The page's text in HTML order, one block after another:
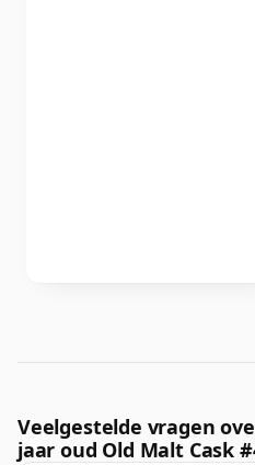
Veelgestelde vragen
jaar oud Old Malt Cask